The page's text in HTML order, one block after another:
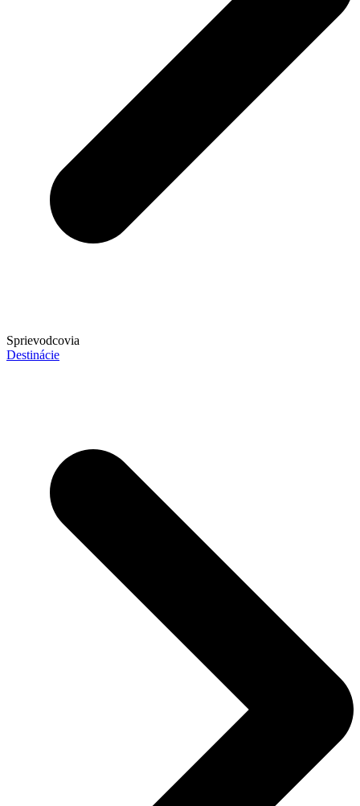
Sprievodcovia
Destinácie